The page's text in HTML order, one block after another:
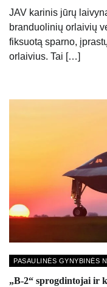
JAV karinis jūrų
branduolinių orlaivių
fiksuotą sparno,
orlaivius. Tai […]
PASAULINĖS GYNYBINĖS
„B-2“ sprogdintojai ir